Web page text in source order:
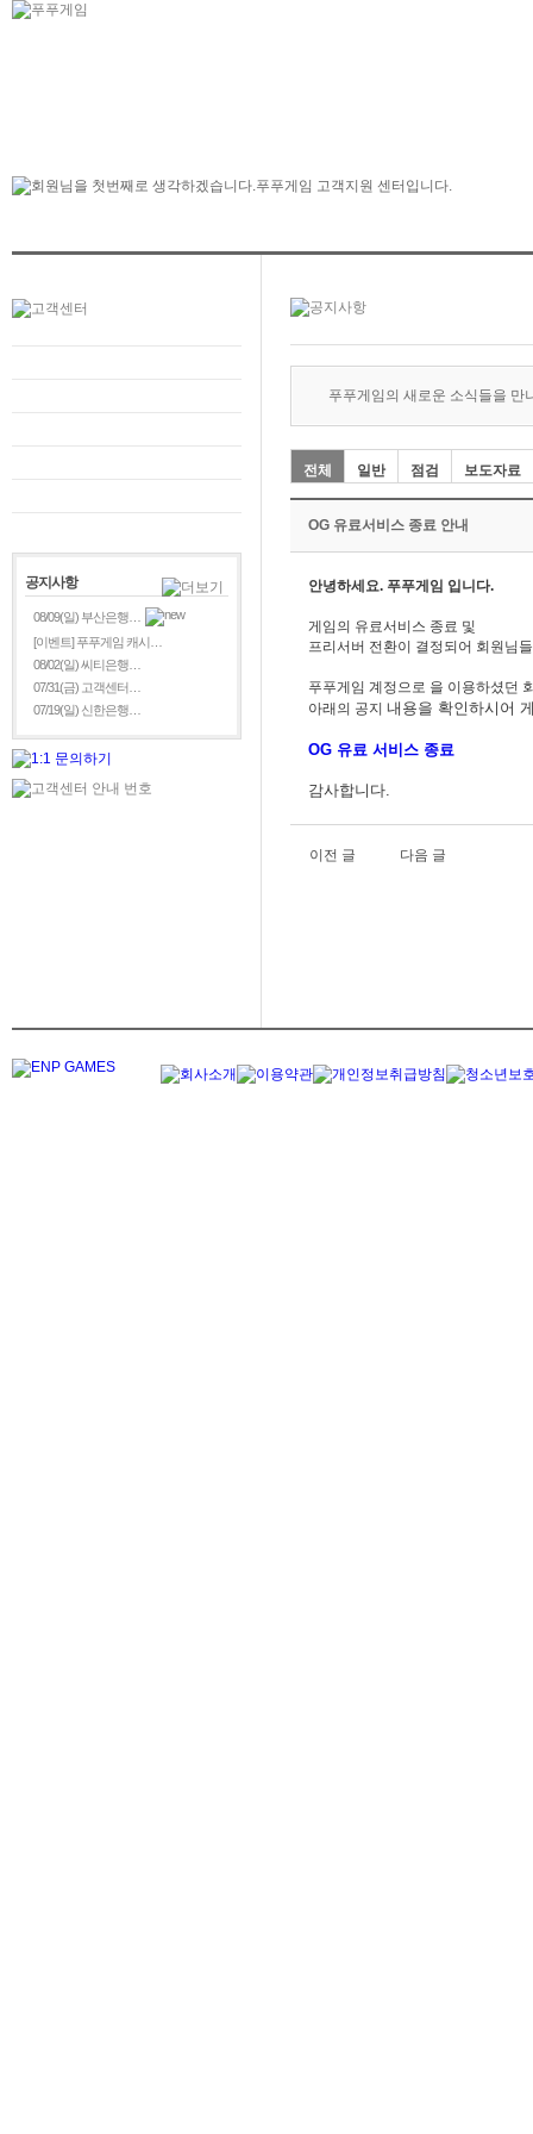
공지사항
08/09(일) 부산은행…
[이벤트] 푸푸게임 캐시…
08/02(일) 씨티은행…
07/31(금) 고객센터…
07/19(일) 신한은행…
푸푸게임의 새로운 소식들을 만
전체 일반 점검 보도자료
OG 유료서비스 종료 안내
안녕하세요. 푸푸게임 입니다.
게임의 유료서비스 종료 및
프리서버 전환이 결정되어 회원님
푸푸게임 계정으로 을 이용하셨던
아래의 공지 내용을 확인하시어
OG 유료 서비스 종료
감사합니다.
이전 글 다음 글